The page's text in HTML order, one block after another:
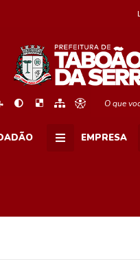
O que
EMPRESA